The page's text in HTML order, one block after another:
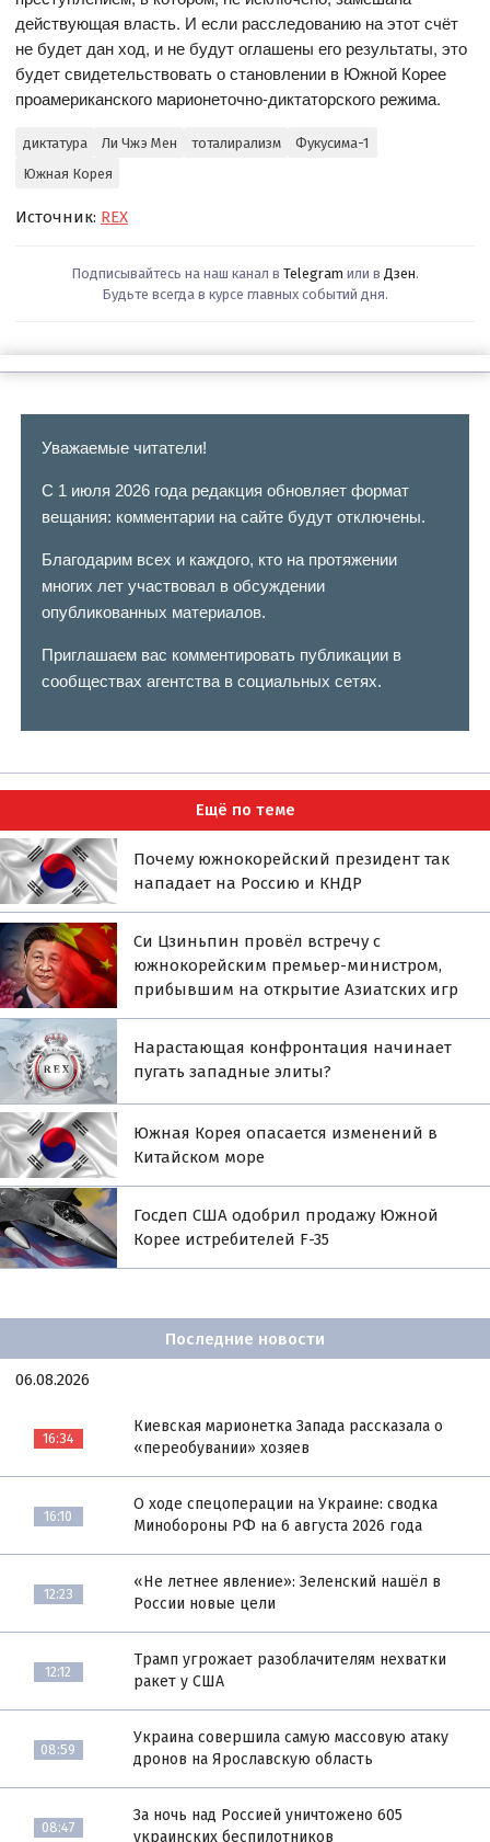
действующая власть. И если расследованию на этот счёт
не будет дан ход, и не будут оглашены его результаты, это
будет свидетельствовать о становлении в Южной Корее
проамериканского марионеточно-диктаторского режима.
диктатура Ли Чжэ Мен тоталирализм
Фукусима-1
Южная Корея
Источник: REX
Подписывайтесь на наш канал в Telegram или в Дзен.
Будьте всегда в курсе главных событий дня.
Уважаемые читатели!
С 1 июля 2026 года редакция обновляет формат
вещания: комментарии на сайте будут отключены.
Благодарим всех и каждого, кто на протяжении
многих лет участвовал в обсуждении
опубликованных материалов.
Приглашаем вас комментировать публикации в
сообществах агентства в социальных сетях.
Ещё по теме
Почему южнокорейский президент так
нападает на Россию и КНДР
Си Цзиньпин провёл встречу с
южнокорейским премьер-министром,
прибывшим на открытие Азиатских игр
Нарастающая конфронтация начинает
пугать западные элиты?
Южная Корея опасается изменений в
Китайском море
Госдеп США одобрил продажу Южной
Корее истребителей F-35
Последние новости
06.08.2026
16:34
Киевская марионетка Запада рассказала о
«переобувании» хозяев
16:10
О ходе спецоперации на Украине: сводка
Минобороны РФ на 6 августа 2026 года
12:23
«Не летнее явление»: Зеленский нашёл в
России новые цели
12:12
Трамп угрожает разоблачителям нехватки
ракет у США
08:59
Украина совершила самую массовую атаку
дронов на Ярославскую область
08:47
За ночь над Россией уничтожено 605
украинских беспилотников